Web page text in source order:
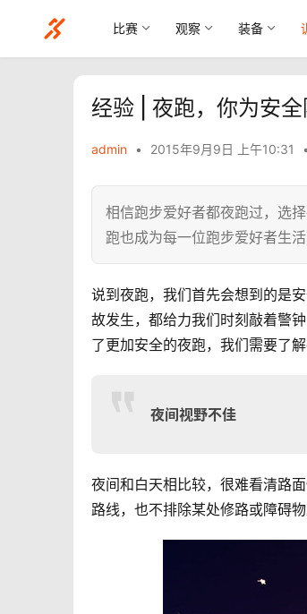
比赛 观察 装备
经验 | 夜跑，你为安
admin • 2015年9月9日 上午10:31 •
相信跑步爱好者都夜跑过，选
跑也成为每一位跑步爱好者生
说到夜跑，我们首先会想到的是
故发生，都给力我们时刻敲着警
了更加安全的夜跑，我们需要了
夜间视野不佳
夜间和白天相比较，很难看清路
路线，也不排除某处修路或障碍